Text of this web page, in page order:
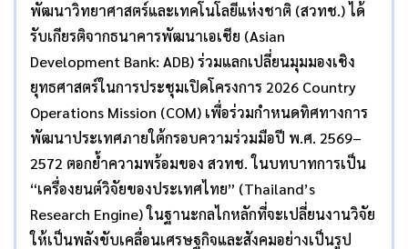
พัฒนาวิทยาศาสตร์และเทคโนโลยีแห่งชาติ (สวทช.) ได้
รับเกียรติจากธนาคารพัฒนาเอเชีย (Asian
Development Bank: ADB) ร่วมแลกเปลี่ยนมุมมองเชิง
ยุทธศาสตร์ในการประชุมเปิดโครงการ 2026 Country
Operations Mission (COM) เพื่อร่วมกำหนดทิศทางการ
พัฒนาประเทศภายใต้กรอบความร่วมมือปี พ.ศ. 2569–
2572 ตอกย้ำความพร้อมของ สวทช. ในบทบาทการเป็น
“เครื่องยนต์วิจัยของประเทศไทย” (Thailand’s
Research Engine) ในฐานะกลไกหลักที่จะเปลี่ยนงานวิจัย
ให้เป็นพลังขับเคลื่อนเศรษฐกิจและสังคมอย่างเป็นรูป